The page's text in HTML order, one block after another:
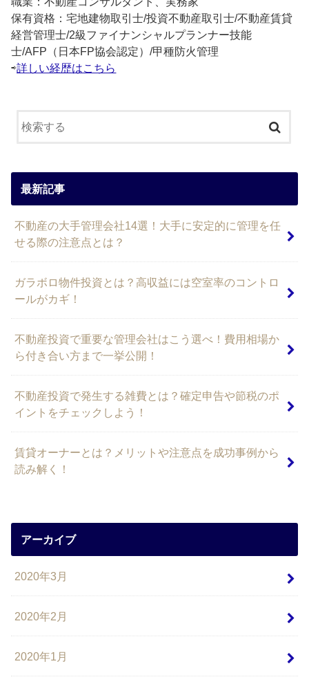
保有資格：宅地建物取引士/投資不動産取引士/不動産賃貸
経営管理士/2級ファイナンシャルプランナー技能
士/AFP（日本FP協会認定）/甲種防火管理
⇨詳しい経歴はこちら
最新記事
不動産の大手管理会社14選！大手に安定的に管理を任
せる際の注意点とは？
ガラボロ物件投資とは？高収益には空室率のコントロ
ールがカギ！
不動産投資で重要な管理会社はこう選べ！費用相場か
ら付き合い方まで一挙公開！
不動産投資で発生する雑費とは？確定申告や節税のポ
イントをチェックしよう！
賃貸オーナーとは？メリットや注意点を成功事例から
読み解く！
アーカイブ
2020年3月
2020年2月
2020年1月